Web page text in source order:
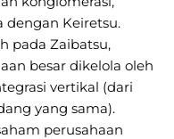
Keiretsu.
pada Zaibatsu,
besar dikelola oleh
vertikal (dari
yang sama).
perusahaan